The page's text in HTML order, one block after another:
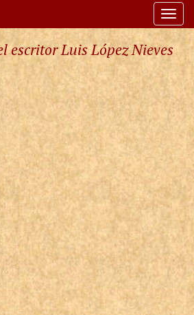
escritor Luis López Nieves